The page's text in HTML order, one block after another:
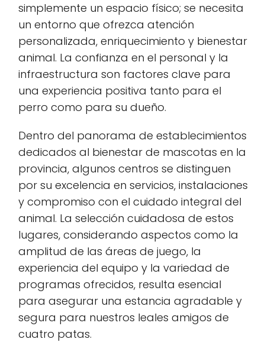
simplemente un espacio físico; se necesita
un entorno que ofrezca atención
personalizada, enriquecimiento y bienestar
animal. La confianza en el personal y la
infraestructura son factores clave para
una experiencia positiva tanto para el
perro como para su dueño.
Dentro del panorama de establecimientos
dedicados al bienestar de mascotas en la
provincia, algunos centros se distinguen
por su excelencia en servicios, instalaciones
y compromiso con el cuidado integral del
animal. La selección cuidadosa de estos
lugares, considerando aspectos como la
amplitud de las áreas de juego, la
experiencia del equipo y la variedad de
programas ofrecidos, resulta esencial
para asegurar una estancia agradable y
segura para nuestros leales amigos de
cuatro patas.